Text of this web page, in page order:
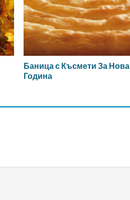
Баница с Късмети За Нова
Година